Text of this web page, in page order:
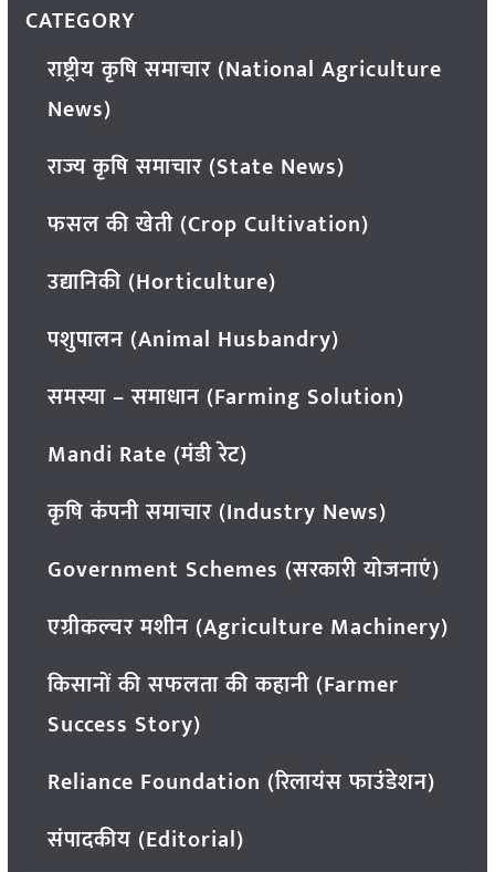
CATEGORY
राष्ट्रीय कृषि समाचार (National Agriculture
News)
राज्य कृषि समाचार (State News)
फसल की खेती (Crop Cultivation)
उद्यानिकी (Horticulture)
पशुपालन (Animal Husbandry)
समस्या – समाधान (Farming Solution)
Mandi Rate (मंडी रेट)
कृषि कंपनी समाचार (Industry News)
Government Schemes (सरकारी योजनाएं)
एग्रीकल्चर मशीन (Agriculture Machinery)
किसानों की सफलता की कहानी (Farmer
Success Story)
Reliance Foundation (रिलायंस फाउंडेशन)
संपादकीय (Editorial)